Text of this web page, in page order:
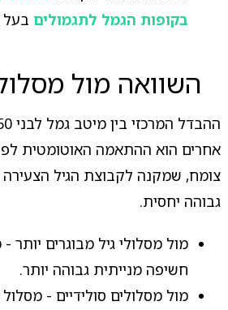
בקופות הגמל לתגמולים בעל
השוואה מול
אחרים הוא ההתאמה האוטומטית לפי
צומח, שמקנה לקבוצת הגיל הצעירה
גבוהה יחסית.
מול מסלולי גיל מבוגרים יותר
חשיפה מנייתית גבוהה יותר.
מול מסלולים סולידיים -